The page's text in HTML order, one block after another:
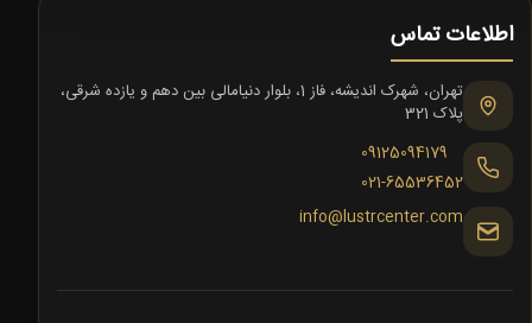
اطلاعات تماس
تهران، شهرک اندیشه، فاز 1، بلوار دنیامالی بین دهم و یازده شرقی،
پلاک 321
09125094179
021-65536452
info@lustrcenter.com